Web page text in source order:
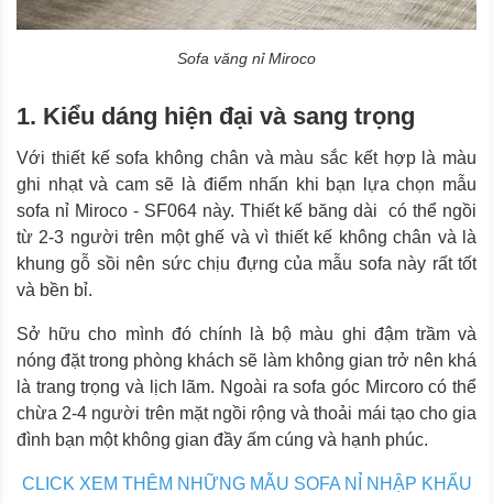
Sofa văng nỉ Miroco
1. Kiểu dáng hiện đại và sang trọng
Với thiết kế sofa không chân và màu sắc kết hợp là màu
ghi nhạt và cam sẽ là điểm nhấn khi bạn lựa chọn mẫu
sofa nỉ Miroco - SF064 này. Thiết kế băng dài có thể ngồi
từ 2-3 người trên một ghế và vì thiết kế không chân và là
khung gỗ sồi nên sức chịu đựng của mẫu sofa này rất tốt
và bền bỉ.
Sở hữu cho mình đó chính là bộ màu ghi đậm trầm và
nóng đặt trong phòng khách sẽ làm không gian trở nên khá
là trang trọng và lịch lãm. Ngoài ra sofa góc Mircoro có thể
chừa 2-4 người trên mặt ngồi rộng và thoải mái tạo cho gia
đình bạn một không gian đầy ấm cúng và hạnh phúc.
CLICK XEM THÊM NHỮNG MẪU SOFA NỈ NHẬP KHẨU